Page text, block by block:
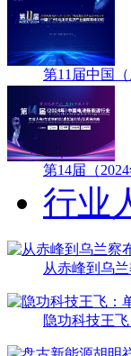
第11届中国
第14届（
行业
从赤峰到乌
隐功科技王